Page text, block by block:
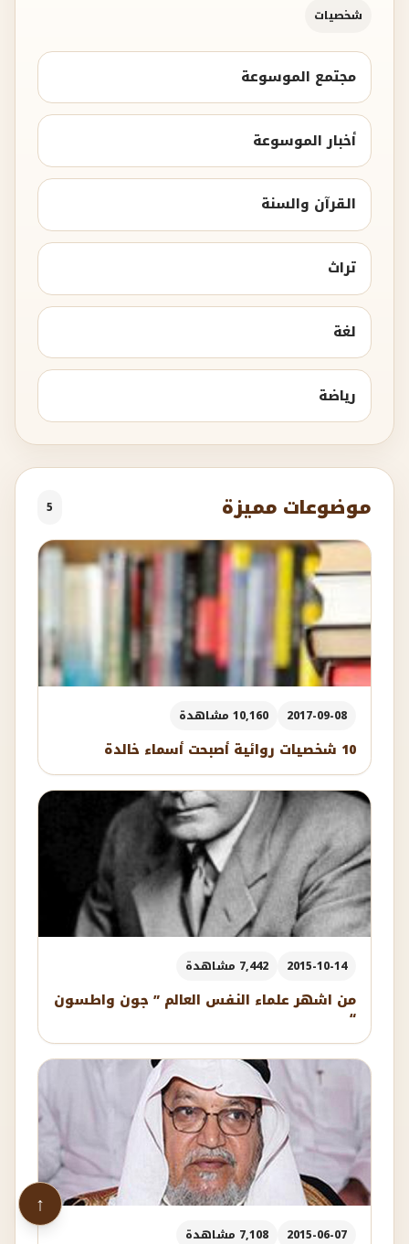
شخصيات
مجتمع الموسوعة
أخبار الموسوعة
القرآن والسنة
تراث
لغة
رياضة
موضوعات مميزة 5
2017-09-08 10,160 مشاهدة
10 شخصيات روائية أصبحت أسماء خالدة
2015-10-14 7,442 مشاهدة
من اشهر علماء النفس العالم ” جون واطسون
“
2015-06-07 7,108 مشاهدة
↑